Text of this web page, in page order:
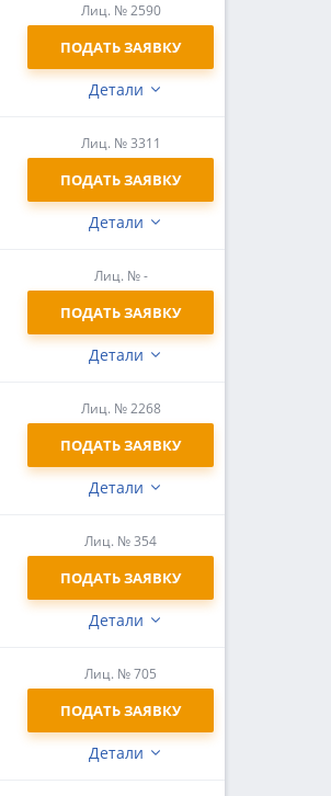
Детали
Лиц. № 2590
ПОДАТЬ ЗАЯВКУ
Детали
Лиц. № 3311
ПОДАТЬ ЗАЯВКУ
Детали
Лиц. № -
ПОДАТЬ ЗАЯВКУ
Детали
Лиц. № 2268
ПОДАТЬ ЗАЯВКУ
Детали
Лиц. № 354
ПОДАТЬ ЗАЯВКУ
Детали
Лиц. № 705
ПОДАТЬ ЗАЯВКУ